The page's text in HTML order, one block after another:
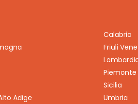
Calabria
Friuli
Piemonte
Sicilia
Adige
Umbria